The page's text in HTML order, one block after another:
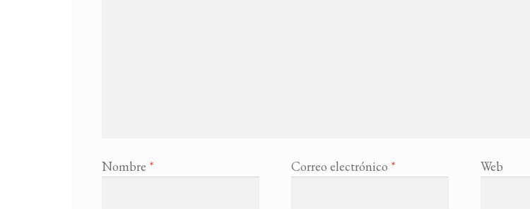
Nombre * Correo electrónico * Web